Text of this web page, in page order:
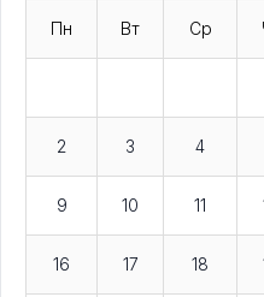
Пн Вт Ср
2 3 4
9 10 11
16 17 18